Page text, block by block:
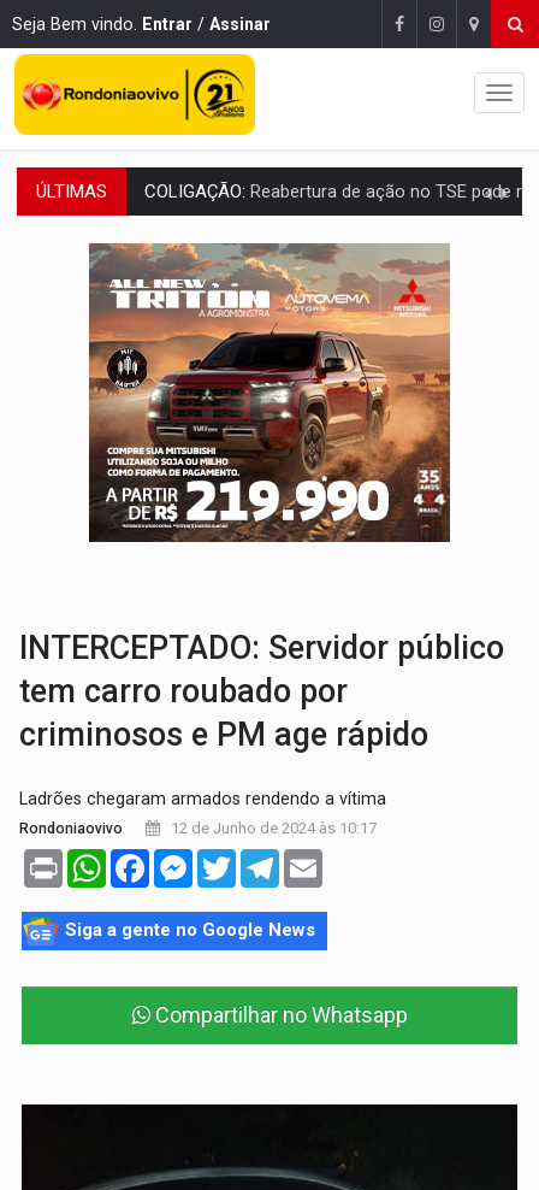
Seja Bem vindo. Entrar / Assinar
ÚLTIMAS INCLUSÃO:APAE Porto Velho abre inscrições para
CLUBE DOS R$ 00,00:21 candidatos declaram patrimônio zero em Rondônia
INTERIOR:Ouro Preto do Oeste realiza Cavalgada da Expo Show
DESENVOLVIMENTO:Ideb avança nos anos iniciais do ensino
VULGO 'UNIÃO':Chefe de facção criminosa é preso durante
Publicação Legal:CONVOCAÇÃO DAS ELEIÇÕES:
EDUCAÇÃO:Corumbiara lidera Ideb 2025 entre redes
COMPETIÇÕES:Joer 2026 inicia fases regionais e reúne mais de 7,3
INTERCEPTADO: Servidor público
tem carro roubado por
criminosos e PM age rápido
Ladrões chegaram armados rendendo a vítima
Rondoniaovivo 12 de Junho de 2024 às 10:17
Print WhatsAppFacebookMessenger
TwitterTelegram
Siga a gente no Google News
Compartilhar no Whatsapp